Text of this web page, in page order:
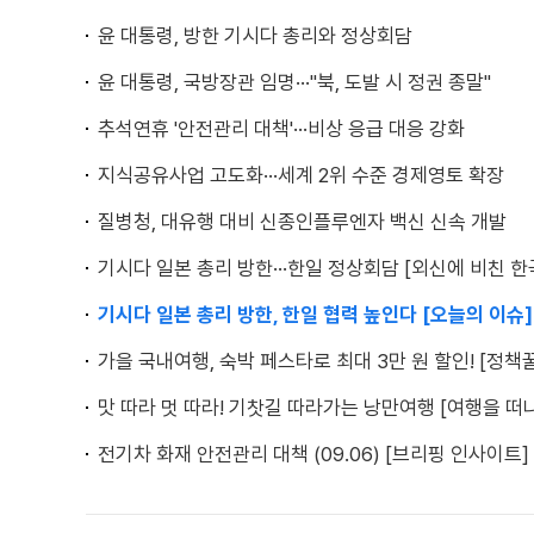
윤 대통령, 방한 기시다 총리와 정상회담
윤 대통령, 국방장관 임명···"북, 도발 시 정권 종말"
추석연휴 '안전관리 대책'···비상 응급 대응 강화
지식공유사업 고도화···세계 2위 수준 경제영토 확장
질병청, 대유행 대비 신종인플루엔자 백신 신속 개발
기시다 일본 총리 방한···한일 정상회담 [외신에 비친 한
기시다 일본 총리 방한, 한일 협력 높인다 [오늘의 이슈]
가을 국내여행, 숙박 페스타로 최대 3만 원 할인! [정책
맛 따라 멋 따라! 기찻길 따라가는 낭만여행 [여행을 떠
전기차 화재 안전관리 대책 (09.06) [브리핑 인사이트]